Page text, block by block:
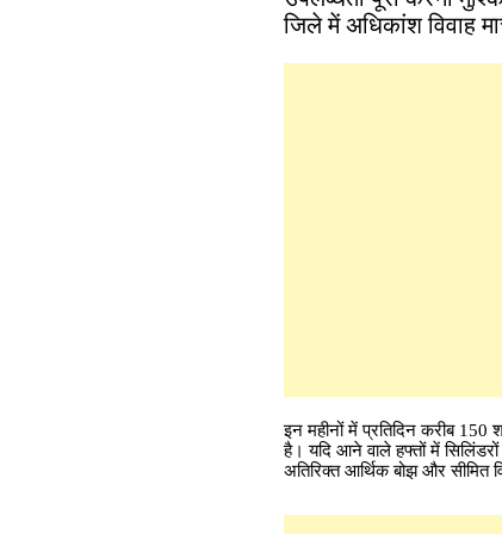
जिले में अधिकांश विवाह
इन महीनों में प्रतिदिन करीब 150
है। यदि आने वाले हफ्तों में सिलिंडरों
अतिरिक्त आर्थिक बोझ और सीमित